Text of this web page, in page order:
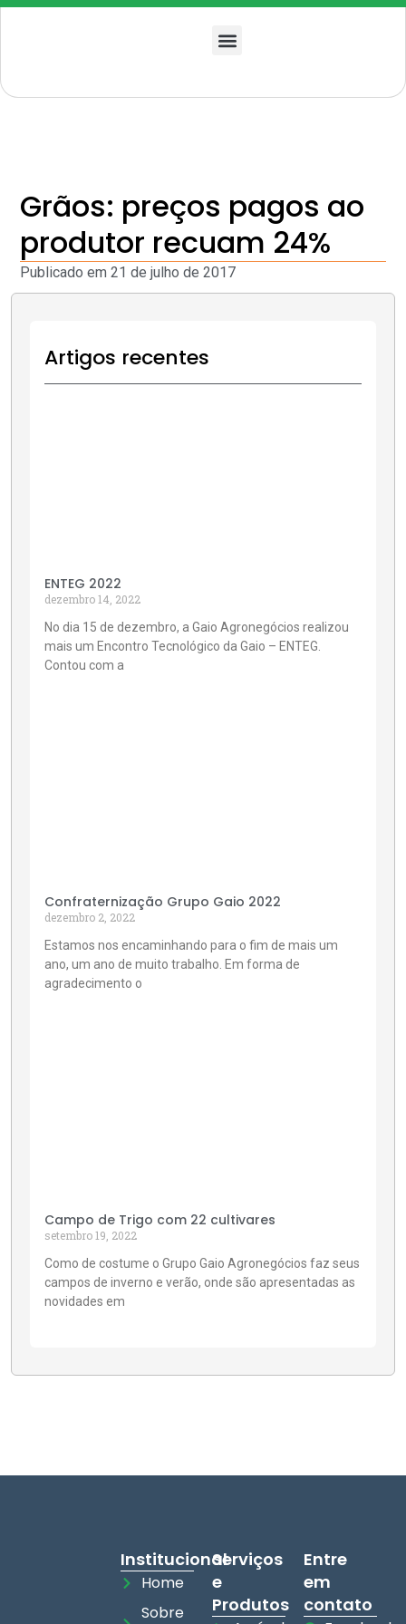
Grãos: preços pagos ao
produtor recuam 24%
Publicado em 21 de julho de 2017
Artigos recentes
ENTEG 2022
dezembro 14, 2022
No dia 15 de dezembro, a Gaio Agronegócios realizou
mais um Encontro Tecnológico da Gaio – ENTEG.
Contou com a
Confraternização Grupo Gaio 2022
dezembro 2, 2022
Estamos nos encaminhando para o fim de mais um
ano, um ano de muito trabalho. Em forma de
agradecimento o
Campo de Trigo com 22 cultivares
setembro 19, 2022
Como de costume o Grupo Gaio Agronegócios faz seus
campos de inverno e verão, onde são apresentadas as
novidades em
Institucional
Home
Sobre
Serviços
e
Produtos
Entre
em
contato